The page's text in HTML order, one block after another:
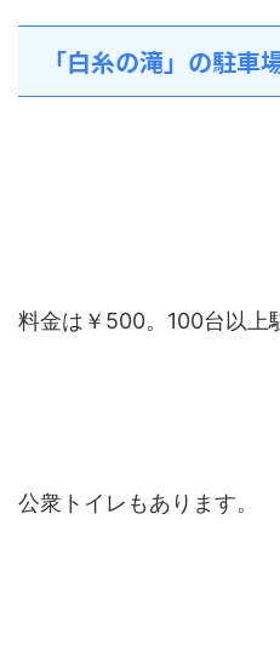
「白糸の滝」の駐車
料金は￥500。100台以上
公衆トイレもあります。